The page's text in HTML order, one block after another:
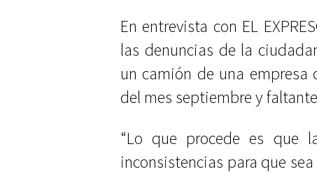
En entrevista con EL
las denuncias de la
un camión de una
del mes septiembre y
“Lo que procede es que
inconsistencias para que